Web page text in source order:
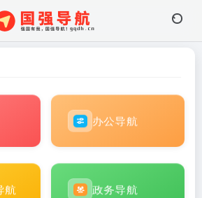
办公导航
航 政务导航